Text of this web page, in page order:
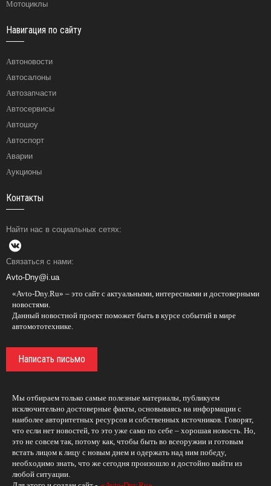
Мотоциклы
Навигация по сайту
Автоновости
Автосалоны
Автозапчасти
Автосервисы
Автошоу
Автоспорт
Аварии
Аукционы
Контакты
Найти нас в социальных сетях:
Связаться с нами:
Avto-Dny@i.ua
«Avto-Dny.Ru» – это сайт с актуальными, интересными и достоверными
новостями.
Данный новостной проект поможет быть в курсе событий в мире
автомототехнике.
Написать письмо
Мы отбираем только самые полезные материалы, публикуем
исключительно достоверные факты, основываясь на информации с
наиболее авторитетных ресурсов и собственных источников. Говорят,
что если нет новостей, то это уже само по себе – хорошая новость. Но,
это не совсем так, потому как, чтобы быть во всеоружии и готовым
встать лицом к лицу с новым днем и одержать над ним победу,
необходимо знать, что же сегодня произошло и достойно выйти из
любой ситуации.